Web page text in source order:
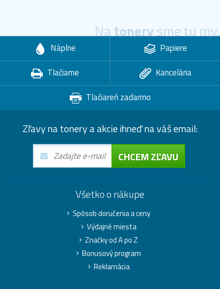
Natonerysme tu my.
Náplne
Papiere
Tlačiarne
Kancelária
Tlačiareň zadarmo
Zľavy na tonery a akcie ihneď na váš email:
CHCEM ZĽAVU
Všetko o nákupe
Spôsob doručenia a ceny
Výdajné miesta
Značky od A po Z
Bonusový program
Reklamácia